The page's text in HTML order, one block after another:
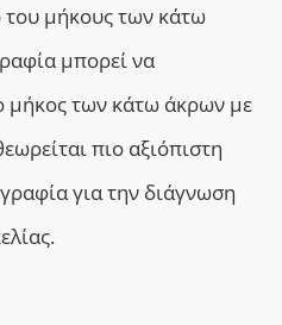
του μήκους των κάτω
μπορεί να
μήκος των κάτω άκρων με
πιο αξιόπιστη
για την διάγνωση